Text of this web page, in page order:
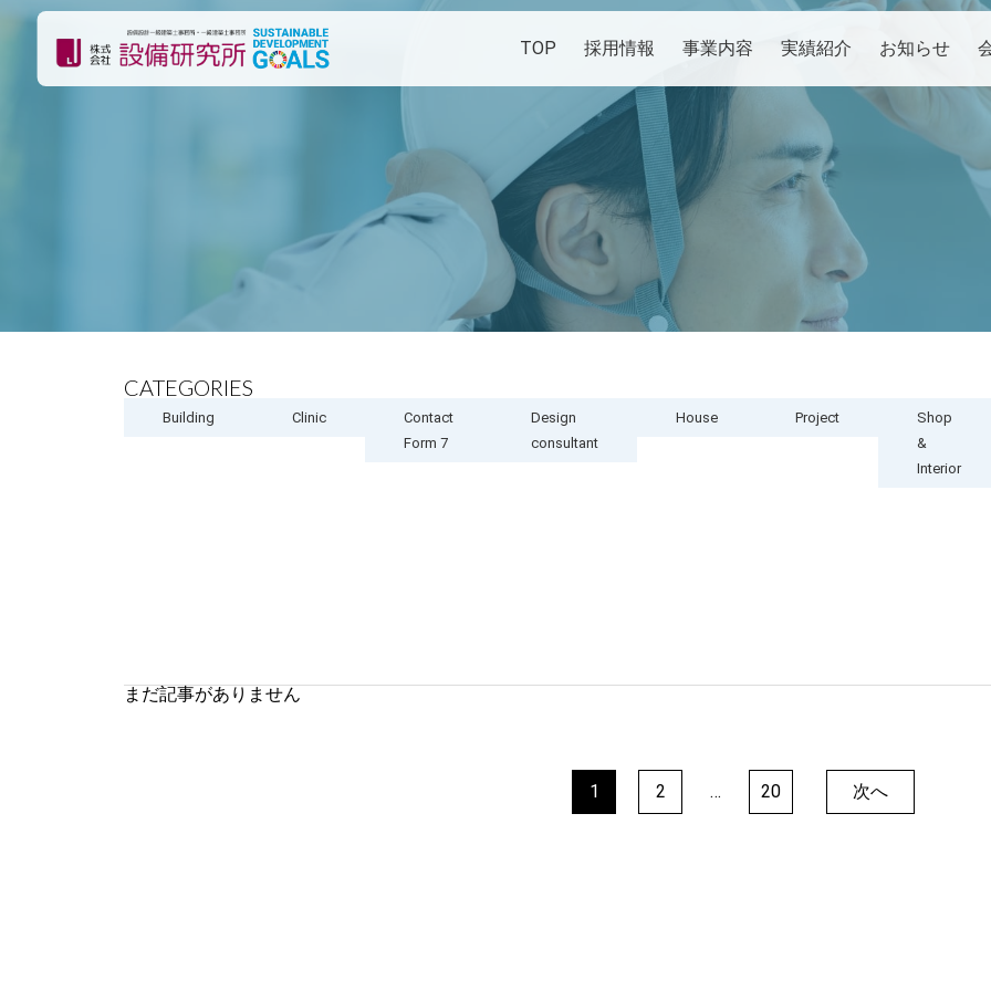
TOP 採用情報 事業内容 実績紹介 お知らせ
まだ記事がありません
1 2 … 20 次へ
CATEGORIES
Building Clinic
Contact
Form 7
Design
consultant
House Project
Shop
&
Interior